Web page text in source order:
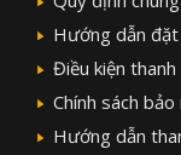
Hướng dẫn
Điều kiện
Chính sách
Hướng dẫn